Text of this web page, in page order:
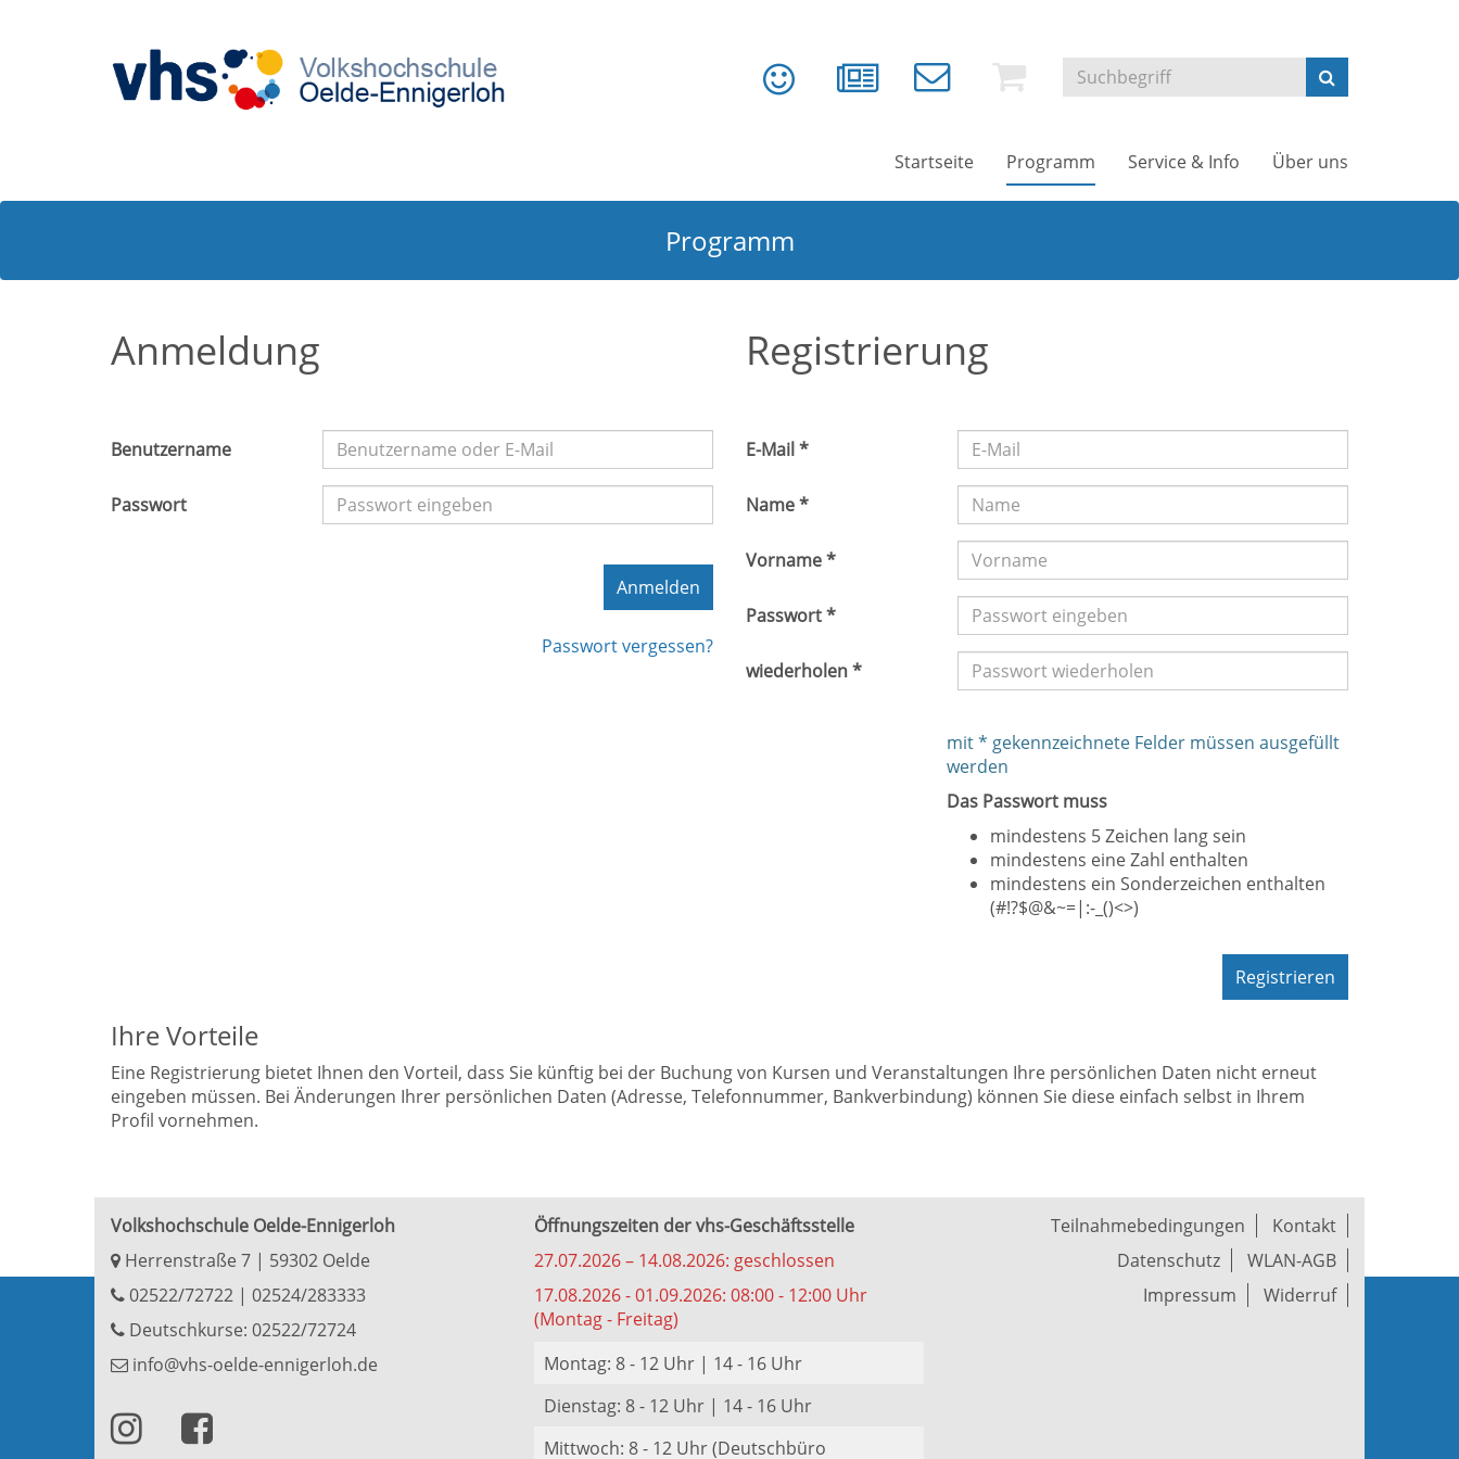
Startseite Programm Service & Info Über uns
Programm
Anmeldung
Benutzername
Passwort
Anmelden
Passwort vergessen?
Registrierung
E-Mail *
Name *
Vorname *
Passwort *
wiederholen *
mit * gekennzeichnete Felder müssen ausgefüllt
werden
Das Passwort muss
mindestens 5 Zeichen lang sein
mindestens eine Zahl enthalten
mindestens ein Sonderzeichen enthalten
(#!?$@&~=|:-_()<>)
Registrieren
Ihre Vorteile
Eine Registrierung bietet Ihnen den Vorteil, dass Sie künftig bei der Buchung von Kursen und Veranstaltungen Ihre persönlichen Daten nicht erneut
eingeben müssen. Bei Änderungen Ihrer persönlichen Daten (Adresse, Telefonnummer, Bankverbindung) können Sie diese einfach selbst in Ihrem
Profil vornehmen.
Volkshochschule Oelde-Ennigerloh
Herrenstraße 7 | 59302 Oelde
02522/72722 | 02524/283333
Deutschkurse: 02522/72724
info@vhs-oelde-ennigerloh.de
Öffnungszeiten der vhs-Geschäftsstelle
27.07.2026 – 14.08.2026: geschlossen
17.08.2026 - 01.09.2026: 08:00 - 12:00 Uhr
(Montag - Freitag)
Montag: 8 - 12 Uhr | 14 - 16 Uhr
Dienstag: 8 - 12 Uhr | 14 - 16 Uhr
Mittwoch: 8 - 12 Uhr (Deutschbüro
Teilnahmebedingungen
Kontakt
Datenschutz
WLAN-AGB
Impressum
Widerruf